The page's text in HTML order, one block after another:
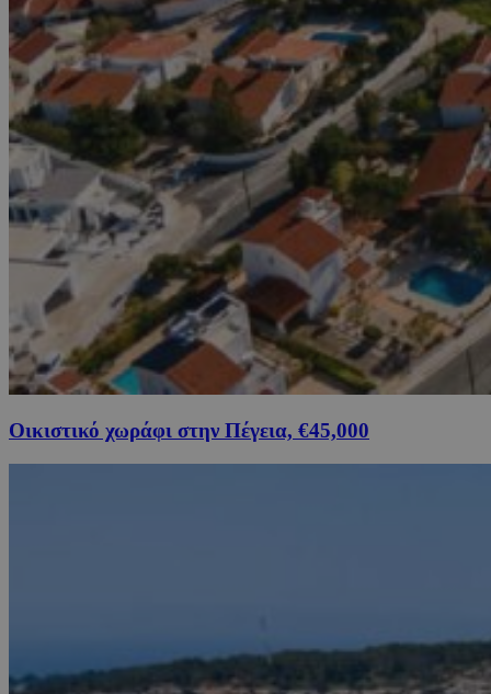
Οικιστικό χωράφι στην Πέγεια, €45,000